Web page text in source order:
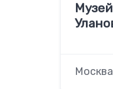
Москва